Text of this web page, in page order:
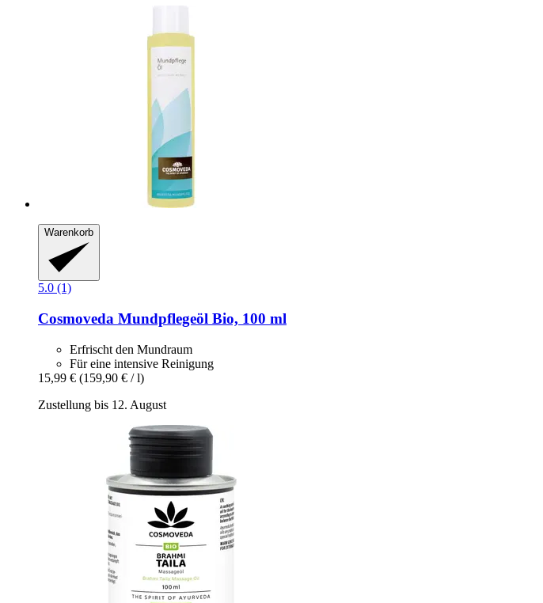
Warenkorb
5.0 (1)
Cosmoveda Mundpflegeöl Bio, 100 ml
Erfrischt den Mundraum
Für eine intensive Reinigung
15,99 € (159,90 € / l)
Zustellung bis 12. August